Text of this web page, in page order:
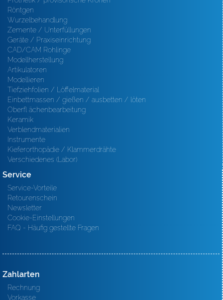
Röntgen
Wurzelbehandlung
Zemente / Unterfüllungen
Geräte / Praxiseinrichtung
CAD/CAM Rohlinge
Modellherstellung
Artikulatoren
Modellieren
Tiefziehfolien / Löffelmaterial
Einbettmassen / gießen / ausbetten / löten
Oberfl ächenbearbeitung
Keramik
Verblendmaterialien
Instrumente
Kieferorthopädie / Klammerdrähte
Verschiedenes (Labor)
Service
Service-Vorteile
Retourenschein
Newsletter
Cookie-Einstellungen
FAQ - Häufig gestellte Fragen
Zahlarten
Rechnung
Vorkasse